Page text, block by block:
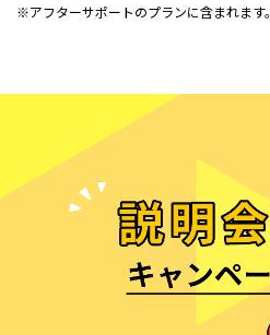
※アフターサポートのプランに含まれます。